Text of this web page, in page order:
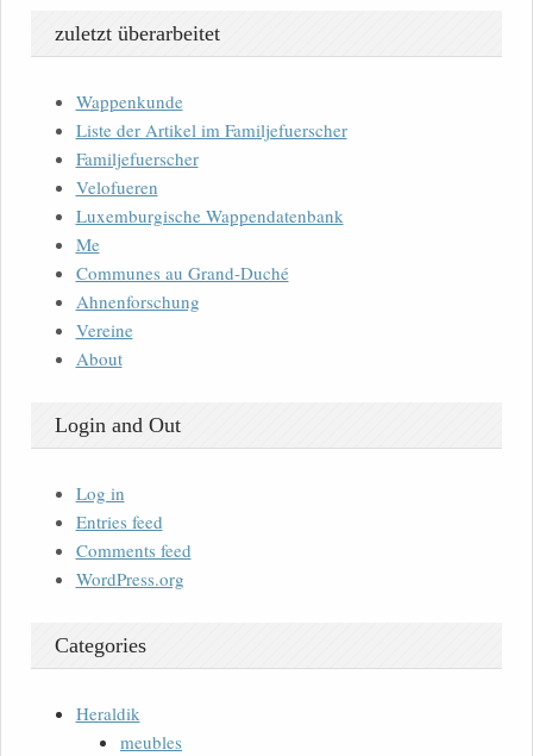
zuletzt überarbeitet
Wappenkunde
Liste der Artikel im Familjefuerscher
Familjefuerscher
Velofueren
Luxemburgische Wappendatenbank
Me
Communes au Grand-Duché
Ahnenforschung
Vereine
About
Login and Out
Log in
Entries feed
Comments feed
WordPress.org
Categories
Heraldik
meubles